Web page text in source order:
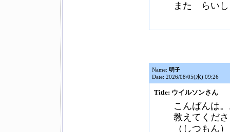
また らいし
Name: 明子
Date: 2026/08/05(水) 09:26
Title: ウイルソンさん
こんばんは
教えてくだ
（しつもん